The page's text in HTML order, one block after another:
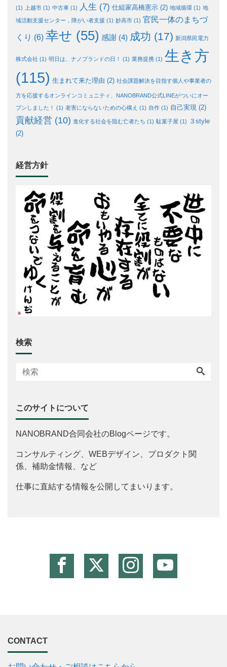
(1) 上越市 (1) 中古車 (1) 人生 (7) 仕組家高橋憲示 (2) 地域循環 (1) 地
域活動支援センター，障がい者支援 (1) 妙高市 (1) 官民一体のまちづ
くり (6) 幸せ (55) 感謝 (4) 成功 (17) 新潟県民電力
株式会社 (1) 明日は、ナノブランドの日！ (1) 業務提携 (1) 生き方
(115) 生まれて来た理由 (2) 社会課題解決を目指す個人や事業者の
方を応援するオンラインコミュニティ、NANOBRAND公式LINEがついにオー
プンしました！
(1) 老害にならないための心構え (1) 自作 (1) 自己実現 (2)
貢献経営 (10) 進化する社会を阻む亡者たち (1) 駄菓子屋 (1)
３style
(2)
経営方針
検索
このサイトについて
NANOBRAND合同会社のBlogページです。
コンサルティング、WEBデザイン、プロダクト関
係、補助金情報、など
仕事に直結する情報を公開してまいります。
CONTACT